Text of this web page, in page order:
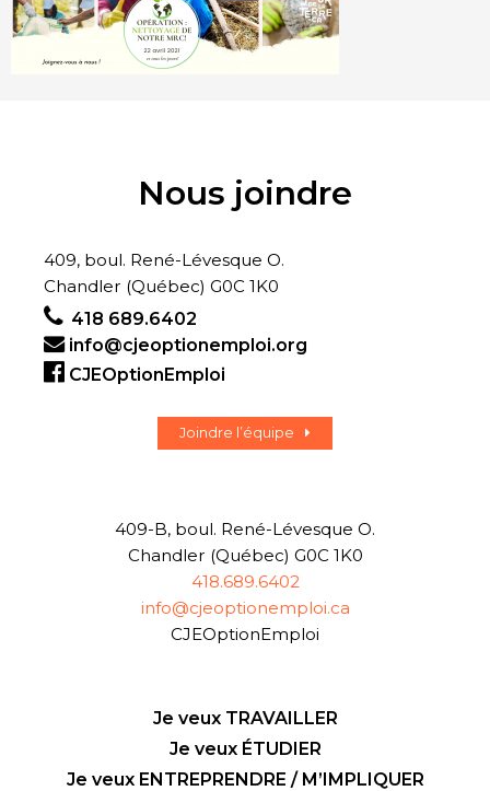
Nous joindre
409, boul. René-Lévesque O.
Chandler (Québec) G0C 1K0
418 689.6402
info@cjeoptionemploi.org
CJEOptionEmploi
Joindre l’équipe
409-B, boul. René-Lévesque O.
Chandler (Québec) G0C 1K0
418.689.6402
info@cjeoptionemploi.ca
CJEOptionEmploi
Je veux TRAVAILLER
Je veux ÉTUDIER
Je veux ENTREPRENDRE / M’IMPLIQUER